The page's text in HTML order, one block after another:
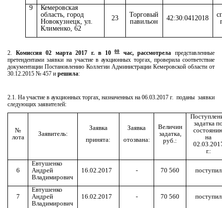
9
Кемеровская
область, город
Новокузнецк, ул.
Клименко, 62
23
Торговый
павильон
42:30:0412018
2. Комиссия 02 марта 2017 г. в 1000час, рассмотрелапредставленные
претендентами заявки на участие в аукционных торгах, проверила соответствие
документации Постановлению Коллегии Администрации Кемеровской области от
30.12.2015 № 457 и решила:
2.1. На участие в аукционных торгах, назначенных на 06.03.2017 г. поданы заявки
следующих заявителей:
№
лота
Заявитель:
Заявка
принята:
Заявка
отозвана:
Величин
задатка,
руб.:
задатка
на
г.:
6
Евтушенко
Андрей
Владимирович
16.02.2017 - 70 560 поступил
7
Евтушенко
Андрей
Владимирович
16.02.2017 - 70 560 поступил